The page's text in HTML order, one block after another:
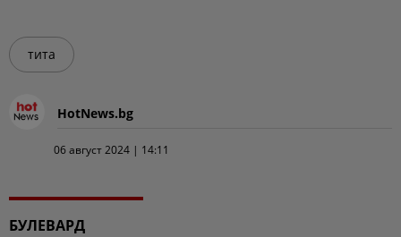
тита
HotNews.bg
06 август 2024 | 14:11
БУЛЕВАРД